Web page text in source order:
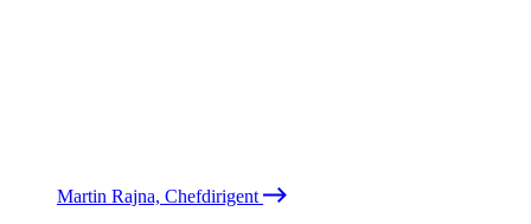
Martin Rajna, Chefdirigent